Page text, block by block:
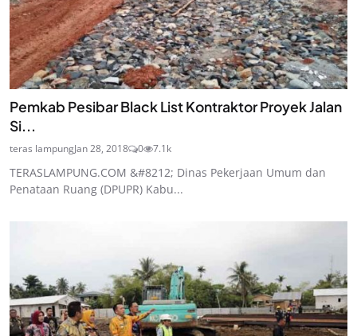
Pemkab Pesibar Black List Kontraktor Proyek Jalan
Si...
teras lampungJan 28, 2018 0 7.1k
TERASLAMPUNG.COM &#8212; Dinas Pekerjaan Umum dan
Penataan Ruang (DPUPR) Kabu...